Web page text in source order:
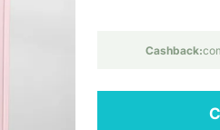
Cashback: